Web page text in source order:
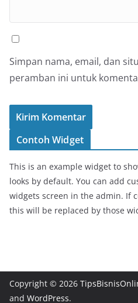
Simpan nama, email, dan
peramban ini untuk
Contoh Widget
This is an example widget to
looks by default. You can add
widgets screen in the admin. If
this will be replaced by those
Copyright © 2026
and WordPress.